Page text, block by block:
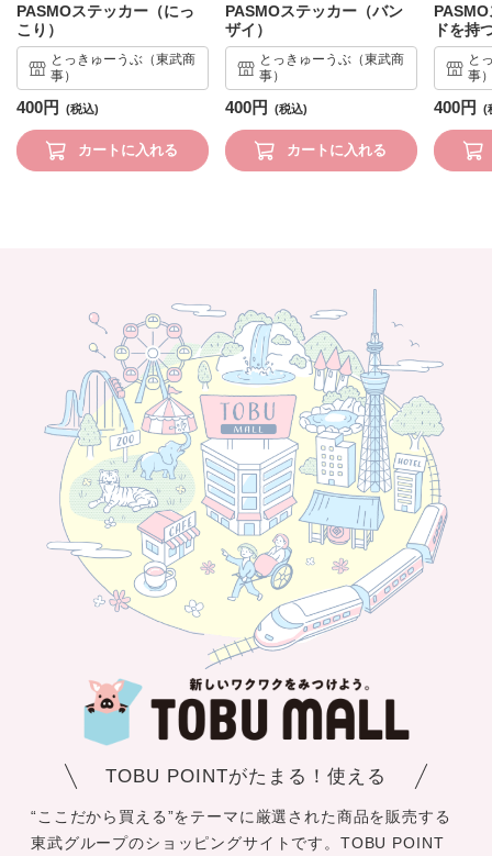
PASMOステッカー（にっ
こり）
とっきゅーうぶ（東武商
事）
400円
カートに入れる
PASMOステッカー（バン
ザイ）
とっきゅーうぶ（東武商
事）
400円
カートに入れる
ドを持
と
事
400円
TOBU POINTがたまる！使える
“ここだから買える”をテーマに厳選された商品を販売する
東武グループのショッピングサイトです。TOBU POINT